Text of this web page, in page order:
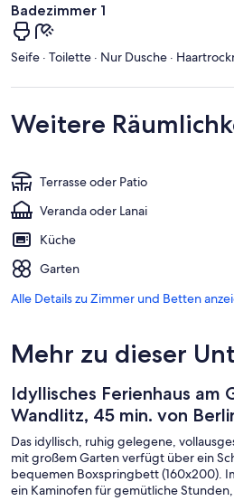
Badezimmer 1
Seife · Toilette · Nur Dusche ·
Weitere
Terrasse oder Patio
Veranda oder Lanai
Küche
Garten
Alle Details zu Zimmer und Betten
Mehr zu dieser
Idyllisches Ferienhaus am
Wandlitz, 45 min. von
Das idyllisch, ruhig gelegene,
mit großem Garten verfügt über ein
bequemen Boxspringbett (160x200).
ein Kaminofen für gemütliche